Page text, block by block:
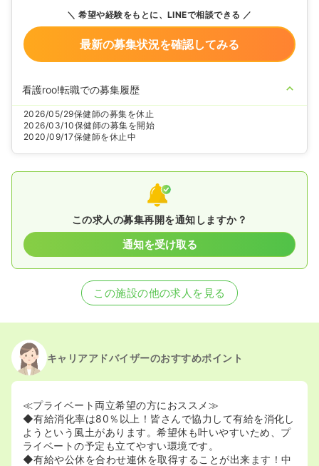
希望や経験をもとに、LINEで相談できる
最新の募集状況を確認してみる
看護roo!転職での募集履歴
2026/05/29保健師の募集を休止
2026/03/10保健師の募集を開始
2020/09/17保健師を休止中
この求人の募集再開を通知しますか？
通知を受け取る
この施設の他の求人を見る
キャリアアドバイザーのおすすめポイント
≪プライベート両立希望の方におススメ≫
◆有給消化率は80％以上！皆さんで協力して有給を消化し
ようという風土があります。希望休も叶いやすいため、プ
ライベートの予定も立てやすい環境です。
◆有給や公休を合わせ連休を取得することが出来ます！中